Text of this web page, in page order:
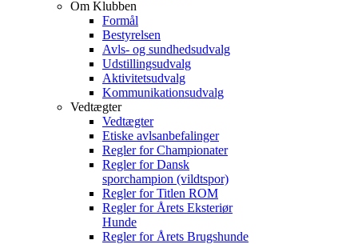
Om Klubben
Formål
Bestyrelsen
Avls- og sundhedsudvalg
Udstillingsudvalg
Aktivitetsudvalg
Kommunikationsudvalg
Vedtægter
Vedtægter
Etiske avlsanbefalinger
Regler for Championater
Regler for Dansk
sporchampion (vildtspor)
Regler for Titlen ROM
Regler for Årets Eksteriør
Hunde
Regler for Årets Brugshunde